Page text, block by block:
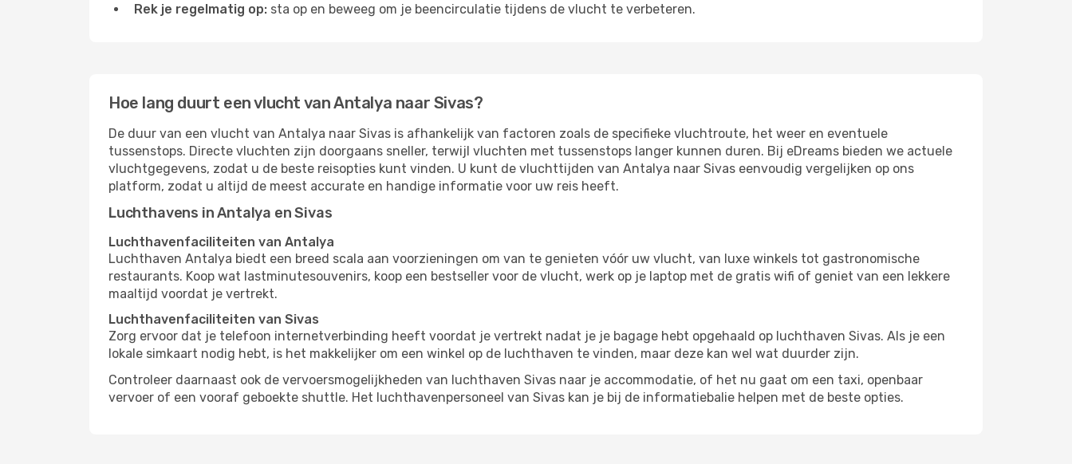
Rek je regelmatig op: sta op en beweeg om je beencirculatie tijdens de vlucht te verbeteren.
Hoe lang duurt een vlucht van Antalya naar Sivas?
De duur van een vlucht van Antalya naar Sivas is afhankelijk van factoren zoals de specifieke vluchtroute, het weer en eventuele
tussenstops. Directe vluchten zijn doorgaans sneller, terwijl vluchten met tussenstops langer kunnen duren. Bij eDreams bieden we actuele
vluchtgegevens, zodat u de beste reisopties kunt vinden. U kunt de vluchttijden van Antalya naar Sivas eenvoudig vergelijken op ons
platform, zodat u altijd de meest accurate en handige informatie voor uw reis heeft.
Luchthavens in Antalya en Sivas
Luchthavenfaciliteiten van Antalya
Luchthaven Antalya biedt een breed scala aan voorzieningen om van te genieten vóór uw vlucht, van luxe winkels tot gastronomische
restaurants. Koop wat lastminutesouvenirs, koop een bestseller voor de vlucht, werk op je laptop met de gratis wifi of geniet van een lekkere
maaltijd voordat je vertrekt.
Luchthavenfaciliteiten van Sivas
Zorg ervoor dat je telefoon internetverbinding heeft voordat je vertrekt nadat je je bagage hebt opgehaald op luchthaven Sivas. Als je een
lokale simkaart nodig hebt, is het makkelijker om een ​​winkel op de luchthaven te vinden, maar deze kan wel wat duurder zijn.
Controleer daarnaast ook de vervoersmogelijkheden van luchthaven Sivas naar je accommodatie, of het nu gaat om een ​​taxi, openbaar
vervoer of een vooraf geboekte shuttle. Het luchthavenpersoneel van Sivas kan je bij de informatiebalie helpen met de beste opties.